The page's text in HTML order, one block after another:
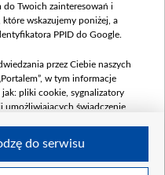
do Twoich zainteresowań i
które wskazujemy poniżej, a
PPID do Google.
przez Ciebie naszych
w tym informacje
pliki cookie, sygnalizatory
świadczenie
do serwisu